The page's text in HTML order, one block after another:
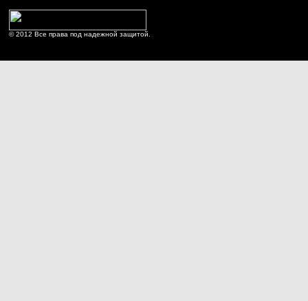
© 2012 Все права под надежной защитой.